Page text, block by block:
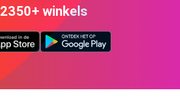
2350+ winkels